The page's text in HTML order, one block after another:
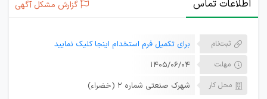
اطلاعات تماس گزارش مشکل آگهی
ثبت‌نام برای تکمیل فرم استخدام اینجا کلیک نمایید
مهلت ۱۴۰۵/۰۶/۰۴
محل کار شهرک صنعتی شماره 2 (خضراء)